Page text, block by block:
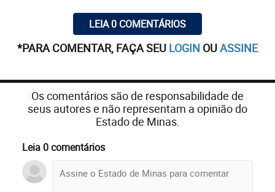
LEIA 0 COMENTÁRIOS
*PARA COMENTAR, FAÇA SEU LOGIN OUASSINE
Os comentários são de responsabilidade de
seus autores e não representam a opinião do
Estado de Minas.
Leia 0 comentários